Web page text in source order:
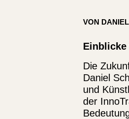
VON
Die
Daniel
und
der